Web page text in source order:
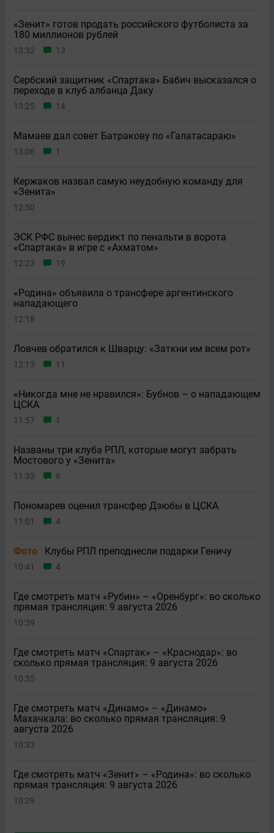
«Зенит» готов продать российского футболиста за
180 миллионов рублей
13:32 13
Сербский защитник «Спартака» Бабич высказался о
переходе в клуб албанца Даку
13:25 14
Мамаев дал совет Батракову по «Галатасараю»
13:06 1
Кержаков назвал самую неудобную команду для
«Зенита»
12:50
ЭСК РФС вынес вердикт по пенальти в ворота
«Спартака» в игре с «Ахматом»
12:23 19
«Родина» объявила о трансфере аргентинского
нападающего
12:18
Ловчев обратился к Шварцу: «Заткни им всем рот»
12:13 11
«Никогда мне не нравился»: Бубнов – о нападающем
ЦСКА
11:57 1
Названы три клуба РПЛ, которые могут забрать
Мостового у «Зенита»
11:33 6
Пономарев оценил трансфер Дзюбы в ЦСКА
11:01 4
Фото Клубы РПЛ преподнесли подарки Геничу
10:41 4
Где смотреть матч «Рубин» – «Оренбург»: во сколько
прямая трансляция: 9 августа 2026
10:39
Где смотреть матч «Спартак» – «Краснодар»: во
сколько прямая трансляция: 9 августа 2026
10:35
Где смотреть матч «Динамо» – «Динамо»
Махачкала: во сколько прямая трансляция: 9
августа 2026
10:33
Где смотреть матч «Зенит» – «Родина»: во сколько
прямая трансляция: 9 августа 2026
10:29